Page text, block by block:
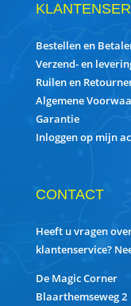
Bestellen en
Verzend- en
Ruilen en
Algemene
Garantie
Inloggen op mijn
CONTACT
Heeft u vragen
klantenservice?
De Magic Corner
Blaarthemseweg 2